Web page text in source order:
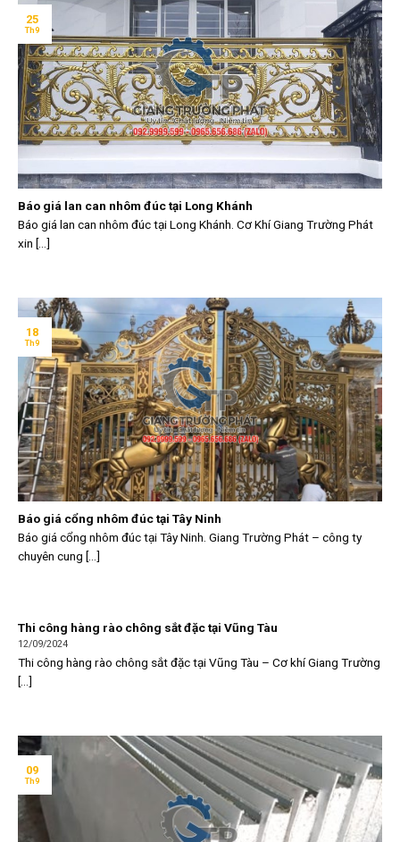
Báo giá lan can nhôm đúc tại Long Khánh
Báo giá lan can nhôm đúc tại Long Khánh. Cơ Khí Giang Trường Phát
xin [...]
25
Th9
Báo giá cổng nhôm đúc tại Tây Ninh
Báo giá cổng nhôm đúc tại Tây Ninh. Giang Trường Phát – công ty
chuyên cung [...]
18
Th9
Thi công hàng rào chông sắt đặc tại Vũng Tàu
12/09/2024
Thi công hàng rào chông sắt đặc tại Vũng Tàu – Cơ khí Giang Trường
[...]
09
Th9